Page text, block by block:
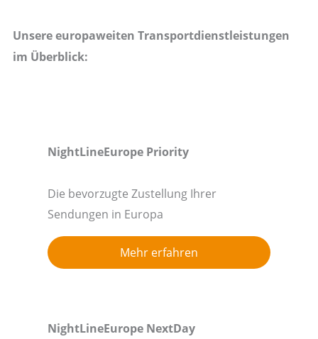
Unsere europaweiten Transportdienstleistungen
im Überblick:
NightLineEurope Priority
Die bevorzugte Zustellung Ihrer
Sendungen in Europa
Mehr erfahren
NightLineEurope NextDay